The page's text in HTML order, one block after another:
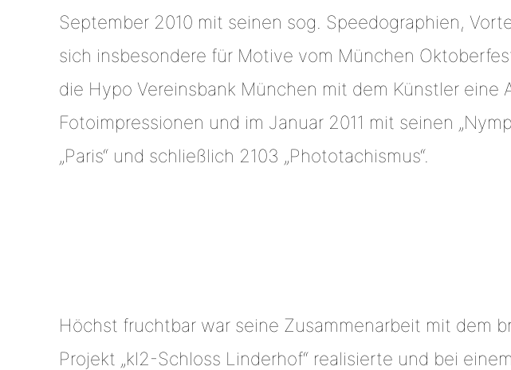
September 2010 mit seinen sog. Speedographien,
sich insbesondere für Motive vom München
die Hypo Vereinsbank München mit dem Künstler
Fotoimpressionen und im Januar 2011 mit seinen
„Paris“ und schließlich 2103 „Phototachismus“.
Höchst fruchtbar war seine Zusammenarbeit mit dem
Projekt „kl2-Schloss Linderhof“ realisierte und bei